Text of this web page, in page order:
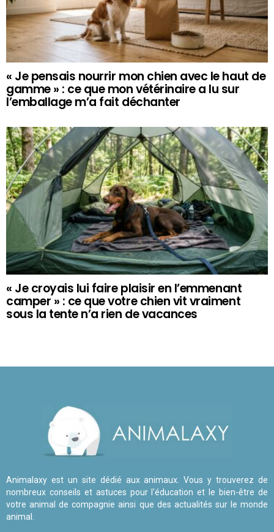
« Je pensais nourrir mon chien avec le haut de
gamme » : ce que mon vétérinaire a lu sur
l’emballage m’a fait déchanter
« Je croyais lui faire plaisir en l’emmenant
camper » : ce que votre chien vit vraiment
sous la tente n’a rien de vacances
Animalaxy est un site dédié aux animaux. Vous y trouverez de
nombreux conseils et astuces pour l'éducation et le bien-être de
votre animal de compagnie ainsi que des actualités sur le monde
animal.